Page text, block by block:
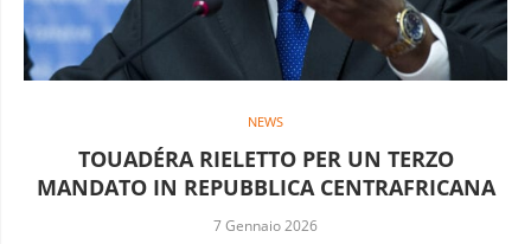
NEWS
TOUADÉRA RIELETTO PER UN TERZO
MANDATO IN REPUBBLICA CENTRAFRICANA
7 Gennaio 2026